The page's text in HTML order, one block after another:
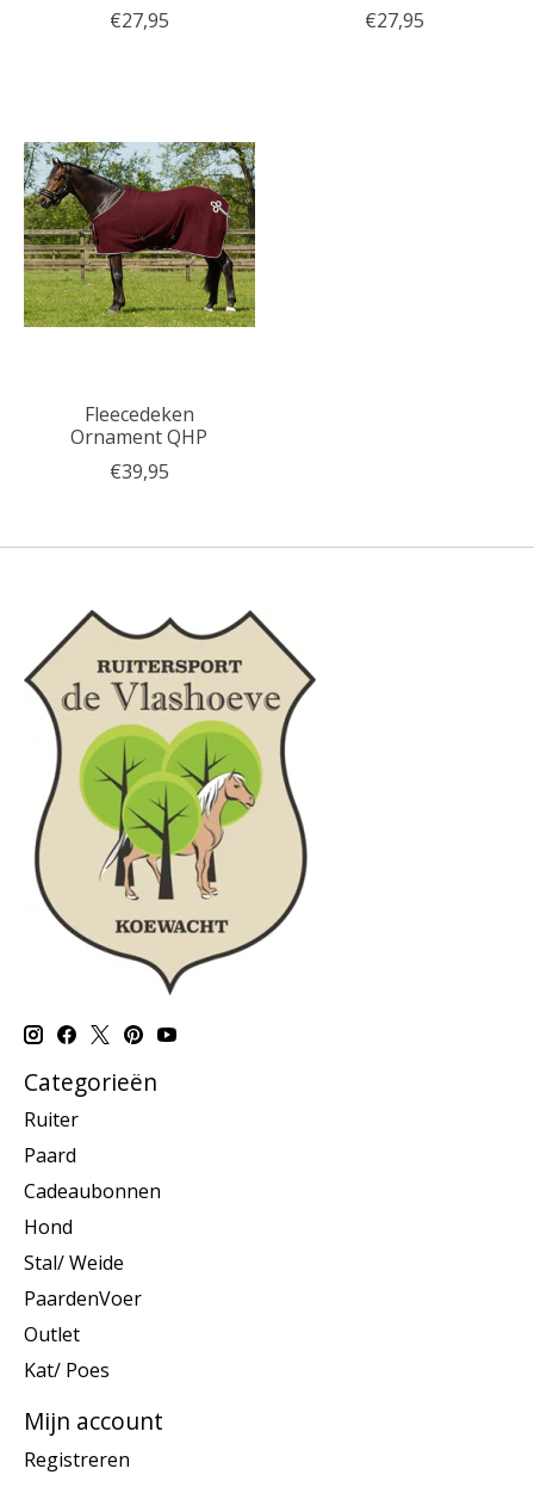
€27,95
€27,95
Fleecedeken
Ornament QHP
€39,95
Categorieën
Ruiter
Paard
Cadeaubonnen
Hond
Stal/ Weide
PaardenVoer
Outlet
Kat/ Poes
Mijn account
Registreren